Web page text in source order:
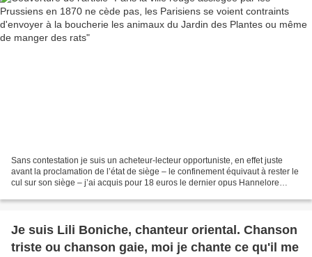
Sans contestation je suis un acheteur-lecteur opportuniste, en effet juste
avant la proclamation de l’état de siège – le confinement équivaut à rester le
cul sur son siège – j’ai acquis pour 18 euros le dernier opus Hannelore
Je suis Lili Boniche, chanteur oriental. Chanson
triste ou chanson gaie, moi je chante ce qu'il me